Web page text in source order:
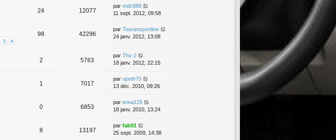
24 12077
par mdc888
11 sept. 2012, 09:58
3 4
98 42296
par Touransportline
24 janv. 2012, 13:08
2 5763
par Thx-2
18 janv. 2012, 22:15
1 7017
par opeth75
13 déc. 2010, 09:26
0 6853
par isma125
18 janv. 2010, 13:24
8 13197
par fab01
25 sept. 2009, 14:38